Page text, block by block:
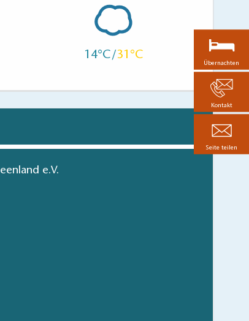
14 31
e.V.
Übernachten
Kontakt
Seite teilen